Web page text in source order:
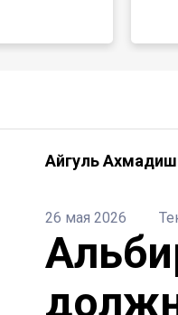
Айгуль
26 мая 2026